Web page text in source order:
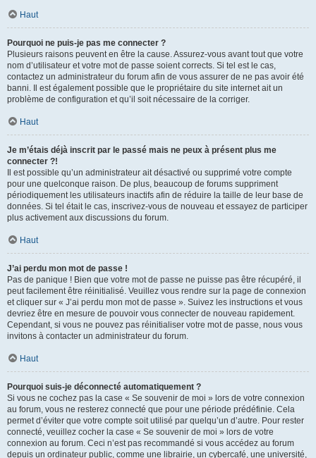
Haut
Pourquoi ne puis-je pas me connecter ?
Plusieurs raisons peuvent en être la cause. Assurez-vous avant tout que votre
nom d’utilisateur et votre mot de passe soient corrects. Si tel est le cas,
contactez un administrateur du forum afin de vous assurer de ne pas avoir été
banni. Il est également possible que le propriétaire du site internet ait un
problème de configuration et qu’il soit nécessaire de la corriger.
Haut
Je m’étais déjà inscrit par le passé mais ne peux à présent plus me
connecter ?!
Il est possible qu’un administrateur ait désactivé ou supprimé votre compte
pour une quelconque raison. De plus, beaucoup de forums suppriment
périodiquement les utilisateurs inactifs afin de réduire la taille de leur base de
données. Si tel était le cas, inscrivez-vous de nouveau et essayez de participer
plus activement aux discussions du forum.
Haut
J’ai perdu mon mot de passe !
Pas de panique ! Bien que votre mot de passe ne puisse pas être récupéré, il
peut facilement être réinitialisé. Veuillez vous rendre sur la page de connexion
et cliquer sur « J’ai perdu mon mot de passe ». Suivez les instructions et vous
devriez être en mesure de pouvoir vous connecter de nouveau rapidement.
Cependant, si vous ne pouvez pas réinitialiser votre mot de passe, nous vous
invitons à contacter un administrateur du forum.
Haut
Pourquoi suis-je déconnecté automatiquement ?
Si vous ne cochez pas la case « Se souvenir de moi » lors de votre connexion
au forum, vous ne resterez connecté que pour une période prédéfinie. Cela
permet d’éviter que votre compte soit utilisé par quelqu’un d’autre. Pour rester
connecté, veuillez cocher la case « Se souvenir de moi » lors de votre
connexion au forum. Ceci n’est pas recommandé si vous accédez au forum
depuis un ordinateur public, comme une librairie, un cybercafé, une université,